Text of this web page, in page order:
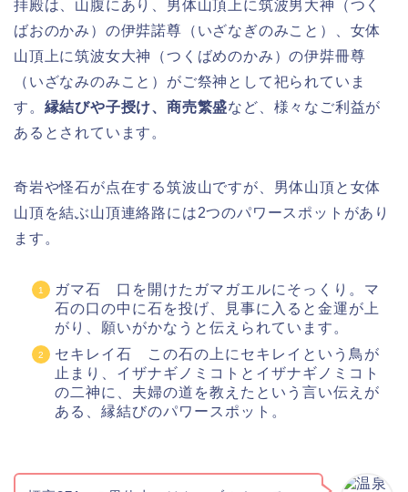
拝殿は、山腹にあり、男体山頂上に筑波男大神（つく
ばおのかみ）の伊弉諾尊（いざなぎのみこと）、女体
山頂上に筑波女大神（つくばめのかみ）の伊弉冊尊
（いざなみのみこと）がご祭神として祀られていま
す。 縁結びや子授け、商売繁盛など、様々なご利益が
あるとされています。
奇岩や怪石が点在する筑波山ですが、男体山頂と女体
山頂を結ぶ山頂連絡路には2つのパワースポットがあり
ます。
ガマ石 口を開けたガマガエルにそっくり。マ
石の口の中に石を投げ、見事に入ると金運が上
がり、願いがかなうと伝えられています。
セキレイ石 この石の上にセキレイという鳥が
止まり、イザナギノミコトとイザナギノミコト
の二神に、夫婦の道を教えたという言い伝えが
ある、縁結びのパワースポット。